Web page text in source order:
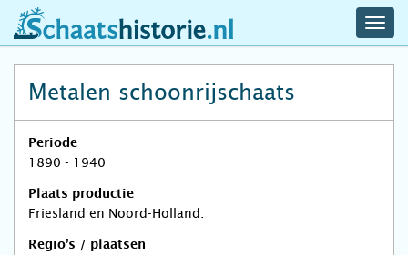
schaatshistorie.nl
Metalen schoonrijschaats
Periode
1890 - 1940
Plaats productie
Friesland en Noord-Holland.
Regio’s / plaatsen